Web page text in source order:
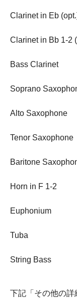
Clarinet in Eb
Clarinet in Bb 1-2
Bass Clarinet
Soprano
Alto Saxophone
Tenor Saxophone
Baritone
Horn in F 1-2
Euphonium
Tuba
String Bass
下記「その他の